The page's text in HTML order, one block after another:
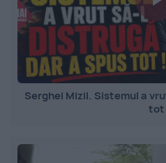
Serghei Mizil. Sistemul a
tot